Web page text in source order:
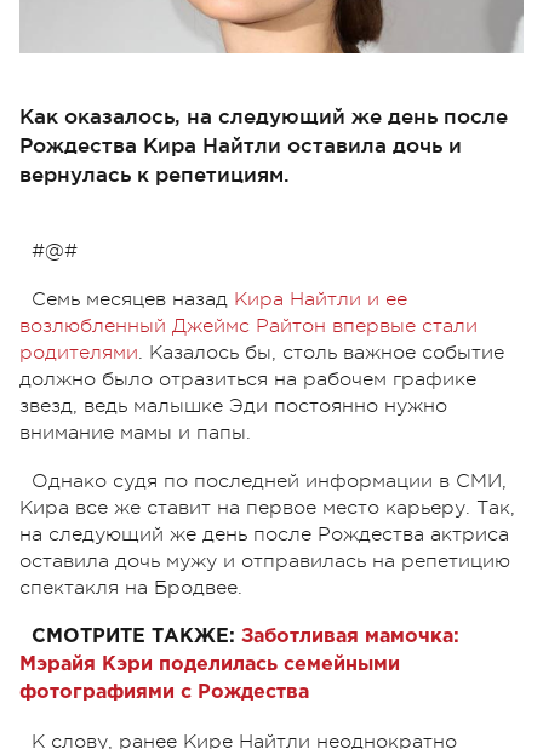
Как оказалось, на следующий же день после
Рождества Кира Найтли оставила дочь и
вернулась к репетициям.
#@#
Семь месяцев назад Кира Найтли и ее
возлюбленный Джеймс Райтон впервые стали
родителями. Казалось бы, столь важное событие
должно было отразиться на рабочем графике
звезд, ведь малышке Эди постоянно нужно
внимание мамы и папы.
Однако судя по последней информации в СМИ,
Кира все же ставит на первое место карьеру. Так,
на следующий же день после Рождества актриса
оставила дочь мужу и отправилась на репетицию
спектакля на Бродвее.
СМОТРИТЕ ТАКЖЕ: Заботливая мамочка:
Мэрайя Кэри поделилась семейными
фотографиями с Рождества
К слову, ранее Кире Найтли неоднократно